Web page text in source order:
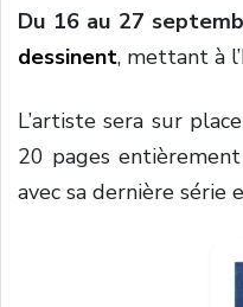
Du 16 au 27
dessinent, mettant à
L’artiste sera sur
20 pages
avec sa dernière série